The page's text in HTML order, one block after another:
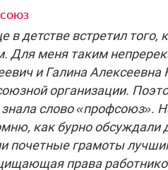
в детстве встретил того,
Для меня таким
и Галина
организации.
слово «профсоюз».
как бурно обсуждали
почетные грамоты
права